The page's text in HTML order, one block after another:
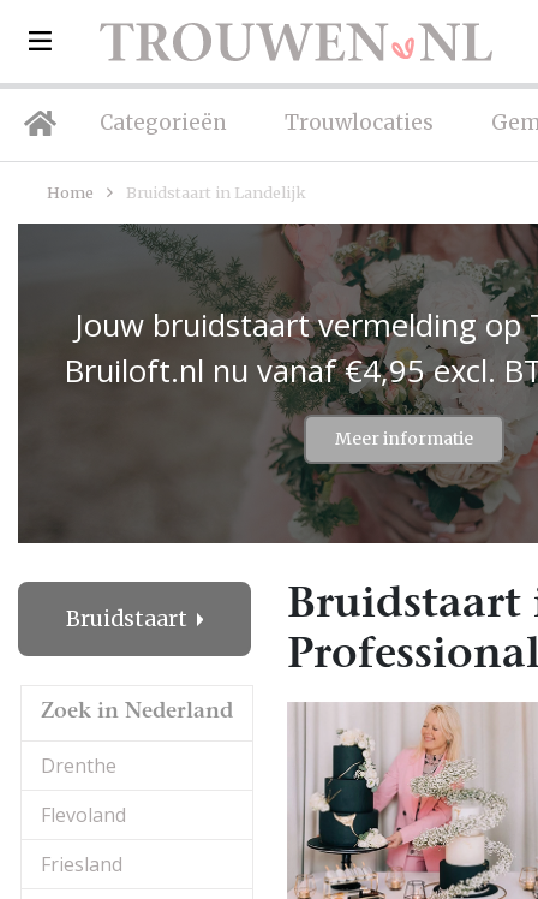
Categorieën Trouwlocaties
Home Bruidstaart in Landelijk
Jouw bruidstaart vermelding op
Bruiloft.nl nu vanaf €4,95 excl.
Meer informatie
Bruidstaart
Zoek in Nederland
Drenthe
Flevoland
Friesland